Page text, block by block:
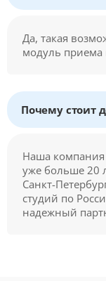
Да, такая
модуль приема
Почему стоит
Наша компания
уже больше 20
Санкт-
студий по
надежный